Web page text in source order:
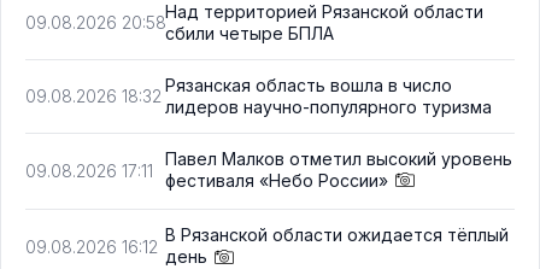
09.08.2026 20:58
Над территорией Рязанской области
сбили четыре БПЛА
09.08.2026 18:32
Рязанская область вошла в число
лидеров научно-популярного туризма
09.08.2026 17:11
Павел Малков отметил высокий уровень
фестиваля «Небо России»
09.08.2026 16:12
В Рязанской области ожидается тёплый
день